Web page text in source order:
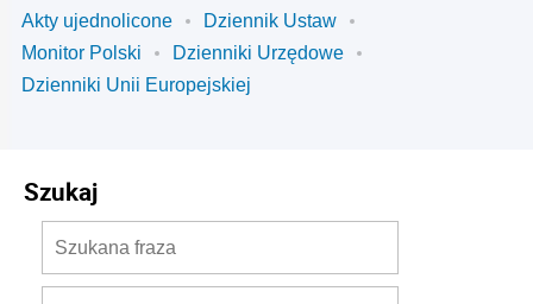
Akty ujednolicone
Dziennik Ustaw
Monitor Polski
Dzienniki Urzędowe
Dzienniki Unii Europejskiej
Szukaj